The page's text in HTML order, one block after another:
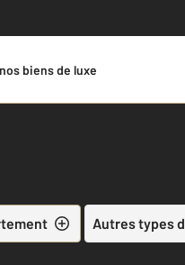
nos biens de luxe
Autres types